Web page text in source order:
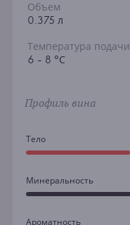
Объем
0.375 л
Температура подачи
6 - 8 °С
Профиль вина
Тело
Минеральность
Ароматность